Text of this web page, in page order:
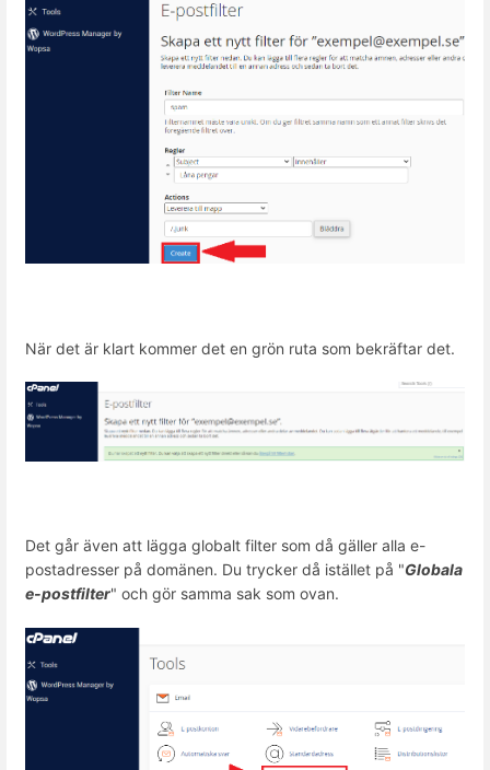
När det är klart kommer det en grön ruta som bekräftar det.
Det går även att lägga globalt filter som då gäller alla e-
postadresser på domänen. Du trycker då istället på "Globala
e-postfilter" och gör samma sak som ovan.